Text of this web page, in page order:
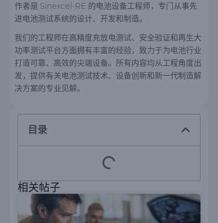
作者是 Sinexcel-RE 的电池设备工程师，专门从事先
进电池测试系统的设计、开发和制造。.
我们的工程师在高精度充放电测试、安全验证和再生大
功率测试平台方面拥有丰富的经验，致力于为电池行业
打造可靠、高效的尖端设备。所有内容均从工程角度出
发，提供有关电池测试技术、设备创新和新一代制造解
决方案的专业见解。.
目录
相关帖子